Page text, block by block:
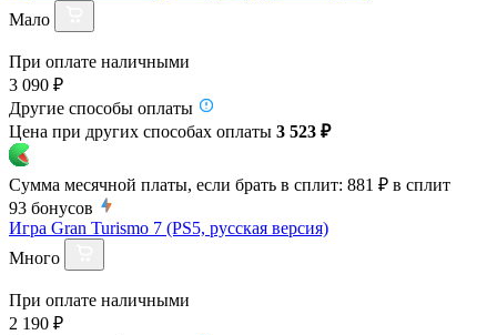
Мало
При оплате наличными
3 090 ₽
Другие способы оплаты
Цена при других способах оплаты 3 523 ₽
Сумма месячной платы, если брать в сплит: 881 ₽ в сплит
93 бонусов
Игра Gran Turismo 7 (PS5, русская версия)
Много
При оплате наличными
2 190 ₽